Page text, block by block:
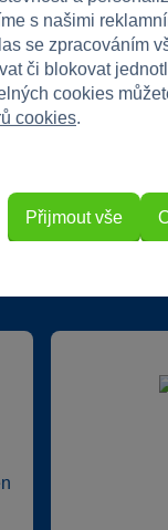
s našimi
se zpracováním
či blokovat
cookies
cookies.
Přijmout vše